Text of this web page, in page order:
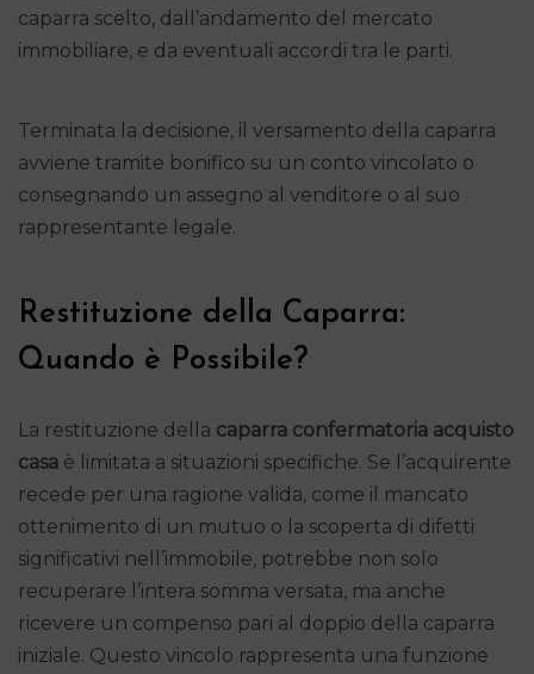
caparra scelto, dall’andamento del mercato
immobiliare, e da eventuali accordi tra le parti.
Terminata la decisione, il versamento della caparra
avviene tramite bonifico su un conto vincolato o
consegnando un assegno al venditore o al suo
rappresentante legale.
Restituzione della Caparra:
Quando è Possibile?
La restituzione della caparra confermatoria acquisto
casa è limitata a situazioni specifiche. Se l’acquirente
recede per una ragione valida, come il mancato
ottenimento di un mutuo o la scoperta di difetti
significativi nell’immobile, potrebbe non solo
recuperare l’intera somma versata, ma anche
ricevere un compenso pari al doppio della caparra
iniziale. Questo vincolo rappresenta una funzione